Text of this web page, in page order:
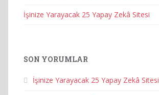
İşinize Yarayacak 25 Yapay Zekâ Sitesi
SON YORUMLAR
İşinize Yarayacak 25 Yapay Zekâ Sitesi